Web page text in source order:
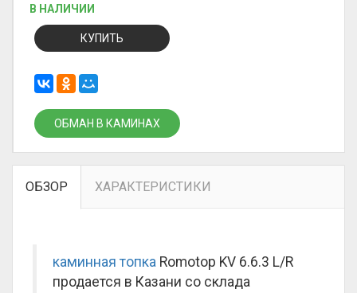
В НАЛИЧИИ
КУПИТЬ
ОБМАН В КАМИНАХ
ОБЗОР ХАРАКТЕРИСТИКИ
каминная топка Romotop KV 6.6.3 L/R
продается в Казани со склада